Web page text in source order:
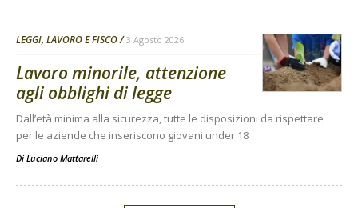
LEGGI, LAVORO E FISCO 3 Agosto 2026
Lavoro minorile, attenzione
agli obblighi di legge
Dall’età minima alla sicurezza, tutte le disposizioni da rispettare
per le aziende che inseriscono giovani under 18
Di Luciano Mattarelli